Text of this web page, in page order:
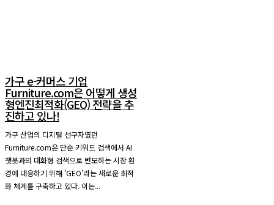
가구 e-커머스 기업
Furniture.com은 어떻게 생성
형엔진최적화(GEO) 전략을 추
진하고 있나!
가구 산업의 디지털 선구자였던
Furniture.com은 단순 키워드 검색에서 AI
챗봇과의 대화형 검색으로 변모하는 시장 환
경에 대응하기 위해 'GEO'라는 새로운 최적
화 체계를 구축하고 있다. 이는...